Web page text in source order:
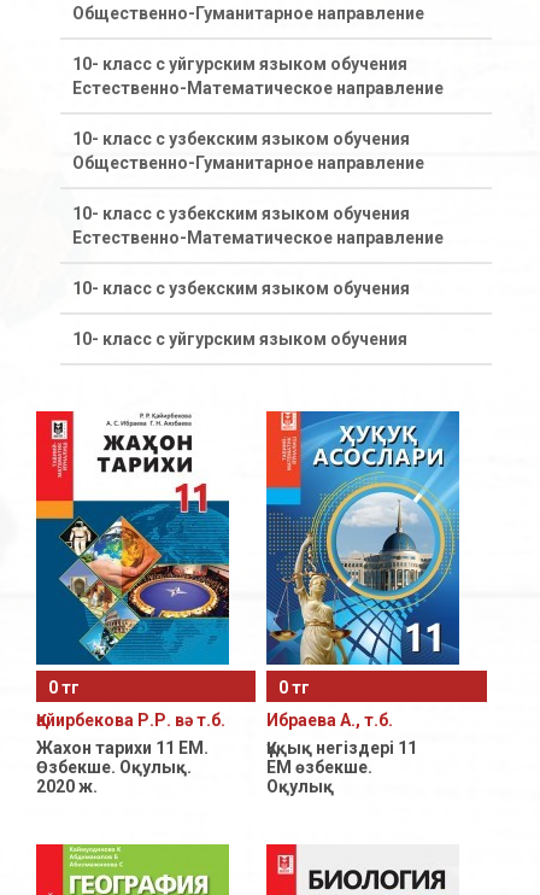
Общественно-Гуманитарное направление
10- класс с уйгурским языком обучения
Естественно-Математическое направление
10- класс с узбекским языком обучения
Общественно-Гуманитарное направление
10- класс с узбекским языком обучения
Естественно-Математическое направление
10- класс с узбекским языком обучения
10- класс с уйгурским языком обучения
Общественно-Гуманитарное направление
11- класс с казахским языком обучения
Естественно-Математическое направление
11 класс с казахским языком обучения
11- класс с русским языком обучения
Общественно-Гуманитарное направление
11- класс с русским языком обучения
Естественно-Математическое направление
11 класс с русским языком обучения
11- класс с уйгурским языком обучения
11- класс с уйгурским языком обучения
Естественно-Математическое направление
0 тг
Қайирбекова Р.Р. вә т.б.
Жахон тарихи 11 ЕМ.
Өзбекше. Оқулық.
2020 ж.
0 тг
Ибраева А., т.б.
Құқық негіздері 11
ЕМ өзбекше.
Оқулық